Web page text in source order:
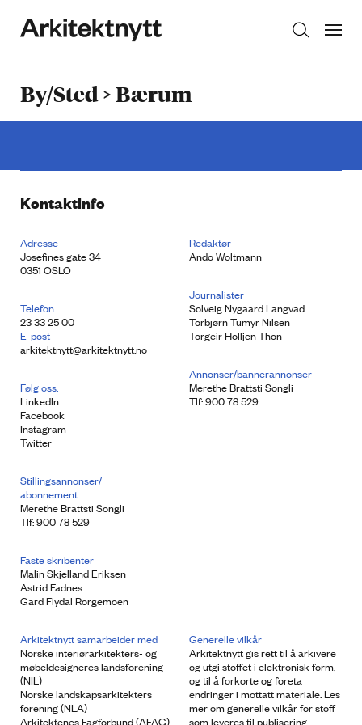
By/Sted > Bærum
Kontaktinfo
Adresse
Josefines gate 34
0351 OSLO
Telefon
23 33 25 00
E-post
arkitektnytt@arkitektnytt.no
Følg oss:
LinkedIn
Facebook
Instagram
Twitter
Redaktør
Ando Woltmann
Journalister
Solveig Nygaard Langvad
Torbjørn Tumyr Nilsen
Torgeir Holljen Thon
Annonser/bannerannonser
Merethe Brattsti Songli
Tlf: 900 78 529
Stillingsannonser/
abonnement
Merethe Brattsti Songli
Tlf: 900 78 529
Faste skribenter
Malin Skjelland Eriksen
Astrid Fadnes
Gard Flydal Rorgemoen
Arkitektnytt samarbeider med
Norske interiørarkitekters- og
møbeldesigneres landsforening
(NIL)
Norske landskapsarkitekters
forening (NLA)
Arkitektenes Fagforbund (AFAG)
Generelle vilkår
Arkitektnytt gis rett til å arkivere
og utgi stoffet i elektronisk form,
og til å forkorte og foreta
endringer i mottatt materiale. Les
mer om generelle vilkår for stoff
som leveres til publisering.